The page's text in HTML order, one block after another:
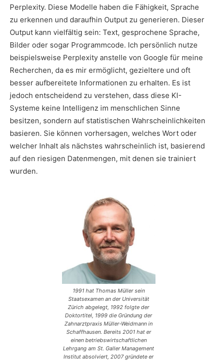
Perplexity. Diese Modelle haben die Fähigkeit, Sprache
zu erkennen und daraufhin Output zu generieren. Dieser
Output kann vielfältig sein: Text, gesprochene Sprache,
Bilder oder sogar Programmcode. Ich persönlich nutze
beispielsweise Perplexity anstelle von Google für meine
Recherchen, da es mir ermöglicht, gezieltere und oft
besser aufbereitete Informationen zu erhalten. Es ist
jedoch entscheidend zu verstehen, dass diese KI-
Systeme keine Intelligenz im menschlichen Sinne
besitzen, sondern auf statistischen Wahrscheinlichkeiten
basieren. Sie können vorhersagen, welches Wort oder
welcher Inhalt als nächstes wahrscheinlich ist, basierend
auf den riesigen Datenmengen, mit denen sie trainiert
wurden.
1991 hat Thomas Müller sein
Staatsexamen an der Universität
Zürich abgelegt, 1992 folgte der
Doktortitel, 1999 die Gründung der
Zahnarztpraxis Müller-Weidmann in
Schaffhausen. Bereits 2001 hat er
einen betriebswirtschaftlichen
Lehrgang am St. Galler Management
Institut absolviert, 2007 gründete er